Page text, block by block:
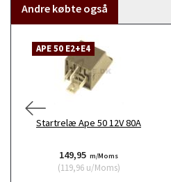
Andre købte også
APE 50 E2+E4
Startrelæ Ape 50 12V 80A
149,95 m/Moms
(119,96u/Moms)